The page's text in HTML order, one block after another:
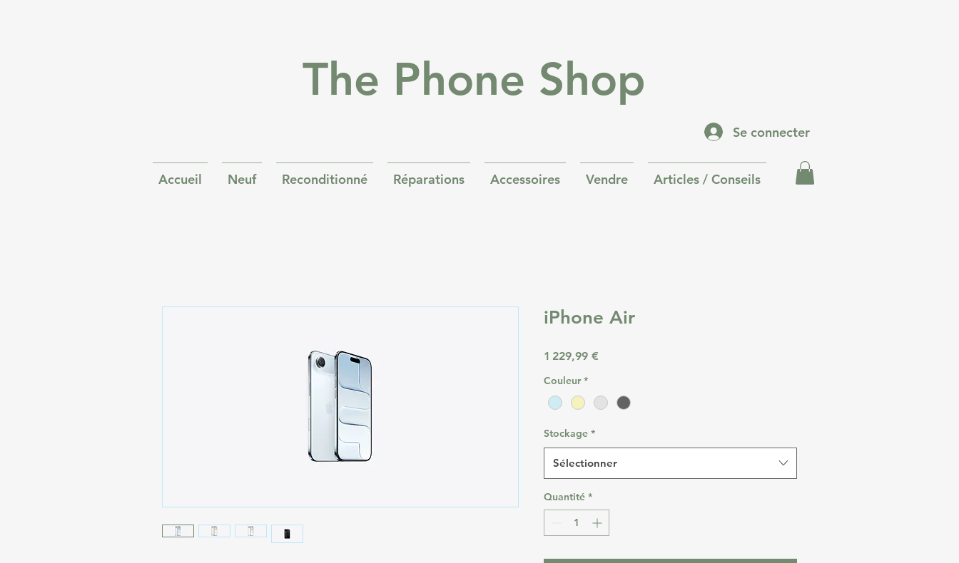
The Phone Shop
Se connecter
Accueil Neuf Reconditionné Réparations Accessoires Vendre Articles / Conseils
iPhone Air
1 229,99 €
Couleur *
Stockage *
Sélectionner
Quantité *